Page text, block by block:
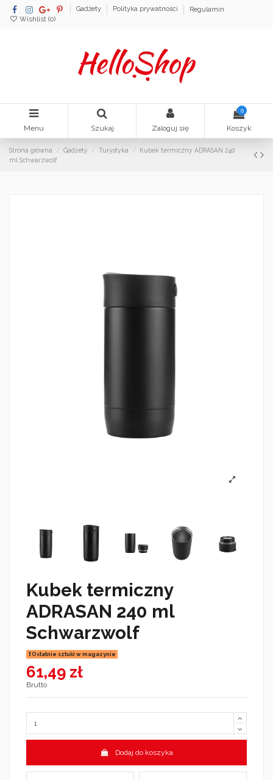
Gadżety Polityka prywatności
Regulamin
Wishlist (0)
Menu Szukaj Zaloguj się
0
Koszyk
Strona główna Gadżety Turystyka
Kubek termiczny ADRASAN 240
ml Schwarzwolf
Kubek termiczny
ADRASAN 240 ml
Schwarzwolf
Ostatnie sztuki w magazynie
61,49 zł
Brutto
Dodaj do koszyka